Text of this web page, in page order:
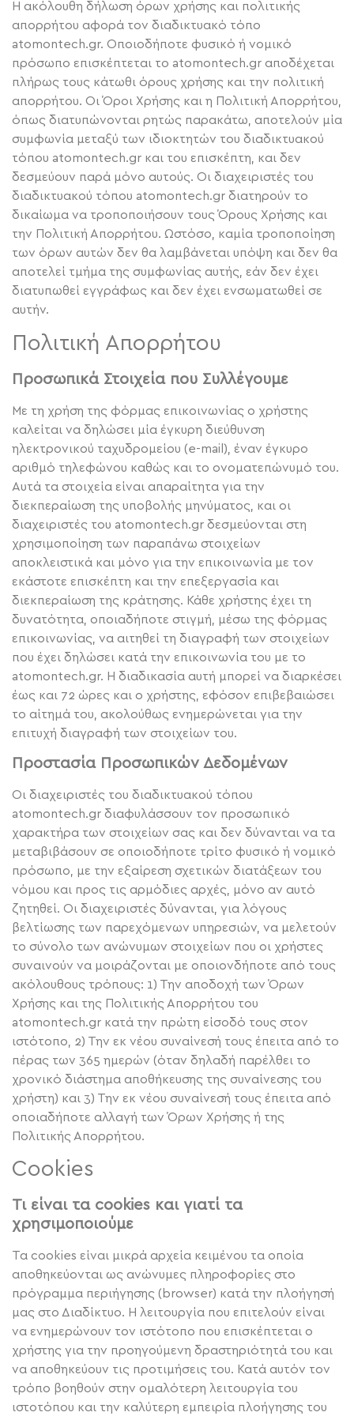
Η ακόλουθη δήλωση όρων χρήσης και πολιτικής
απορρήτου αφορά τον διαδικτυακό τόπο
atomontech.gr. Οποιοδήποτε φυσικό ή νομικό
πρόσωπο επισκέπτεται το atomontech.gr αποδέχεται
πλήρως τους κάτωθι όρους χρήσης και την πολιτική
απορρήτου. Οι Όροι Χρήσης και η Πολιτική Απορρήτου,
όπως διατυπώνονται ρητώς παρακάτω, αποτελούν μία
συμφωνία μεταξύ των ιδιοκτητών του διαδικτυακού
τόπου atomontech.gr και του επισκέπτη, και δεν
δεσμεύουν παρά μόνο αυτούς. Οι διαχειριστές του
διαδικτυακού τόπου atomontech.gr διατηρούν το
δικαίωμα να τροποποιήσουν τους Όρους Χρήσης και
την Πολιτική Απορρήτου. Ωστόσο, καμία τροποποίηση
των όρων αυτών δεν θα λαμβάνεται υπόψη και δεν θα
αποτελεί τμήμα της συμφωνίας αυτής, εάν δεν έχει
διατυπωθεί εγγράφως και δεν έχει ενσωματωθεί σε
αυτήν.
Πολιτική Απορρήτου
Προσωπικά Στοιχεία που Συλλέγουμε
Με τη χρήση της φόρμας επικοινωνίας ο χρήστης
καλείται να δηλώσει μία έγκυρη διεύθυνση
ηλεκτρονικού ταχυδρομείου (e-mail), έναν έγκυρο
αριθμό τηλεφώνου καθώς και το ονοματεπώνυμό του.
Αυτά τα στοιχεία είναι απαραίτητα για την
διεκπεραίωση της υποβολής μηνύματος, και οι
διαχειριστές του atomontech.gr δεσμεύονται στη
χρησιμοποίηση των παραπάνω στοιχείων
αποκλειστικά και μόνο για την επικοινωνία με τον
εκάστοτε επισκέπτη και την επεξεργασία και
διεκπεραίωση της κράτησης. Κάθε χρήστης έχει τη
δυνατότητα, οποιαδήποτε στιγμή, μέσω της φόρμας
επικοινωνίας, να αιτηθεί τη διαγραφή των στοιχείων
που έχει δηλώσει κατά την επικοινωνία του με το
atomontech.gr. Η διαδικασία αυτή μπορεί να διαρκέσει
έως και 72 ώρες και ο χρήστης, εφόσον επιβεβαιώσει
το αίτημά του, ακολούθως ενημερώνεται για την
επιτυχή διαγραφή των στοιχείων του.
Προστασία Προσωπικών Δεδομένων
Οι διαχειριστές του διαδικτυακού τόπου
atomontech.gr διαφυλάσσουν τον προσωπικό
χαρακτήρα των στοιχείων σας και δεν δύνανται να τα
μεταβιβάσουν σε οποιοδήποτε τρίτο φυσικό ή νομικό
πρόσωπο, με την εξαίρεση σχετικών διατάξεων του
νόμου και προς τις αρμόδιες αρχές, μόνο αν αυτό
ζητηθεί. Οι διαχειριστές δύνανται, για λόγους
βελτίωσης των παρεχόμενων υπηρεσιών, να μελετούν
το σύνολο των ανώνυμων στοιχείων που οι χρήστες
συναινούν να μοιράζονται με οποιονδήποτε από τους
ακόλουθους τρόπους: 1) Την αποδοχή των Όρων
Χρήσης και της Πολιτικής Απορρήτου του
atomontech.gr κατά την πρώτη είσοδό τους στον
ιστότοπο, 2) Την εκ νέου συναίνεσή τους έπειτα από το
πέρας των 365 ημερών (όταν δηλαδή παρέλθει το
χρονικό διάστημα αποθήκευσης της συναίνεσης του
χρήστη) και 3) Την εκ νέου συναίνεσή τους έπειτα από
οποιαδήποτε αλλαγή των Όρων Χρήσης ή της
Πολιτικής Απορρήτου.
Cookies
Τι είναι τα cookies και γιατί τα
χρησιμοποιούμε
Τα cookies είναι μικρά αρχεία κειμένου τα οποία
αποθηκεύονται ως ανώνυμες πληροφορίες στο
πρόγραμμα περιήγησης (browser) κατά την πλοήγησή
μας στο Διαδίκτυο. Η λειτουργία που επιτελούν είναι
να ενημερώνουν τον ιστότοπο που επισκέπτεται ο
χρήστης για την προηγούμενη δραστηριότητά του και
να αποθηκεύουν τις προτιμήσεις του. Κατά αυτόν τον
τρόπο βοηθούν στην ομαλότερη λειτουργία του
ιστοτόπου και την καλύτερη εμπειρία πλοήγησης του